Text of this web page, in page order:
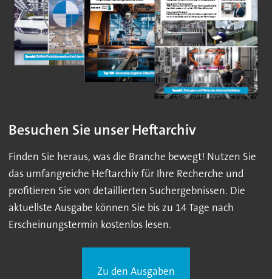
Besuchen Sie unser Heftarchiv
Finden Sie heraus, was die Branche bewegt! Nutzen Sie
das umfangreiche Heftarchiv für Ihre Recherche und
profitieren Sie von detaillierten Suchergebnissen. Die
aktuellste Ausgabe können Sie bis zu 14 Tage nach
Erscheinungstermin kostenlos lesen.
Zu den Ausgaben